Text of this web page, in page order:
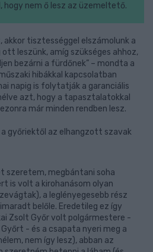
hogy nem ő lesz az üzemeltető.
akkor tisztességgel elszámolunk a
leszünk, amíg szükséges ahhoz,
bezárni a fürdőnek” – mondta a
hibákkal kapcsolatban
napig is folytatják a garanciális
azt, hogy a tapasztalatokkal
már minden rendben lesz.
győriektől az elhangzott szavak
szeretem, megbántani soha
is volt a kirohanásom olyan
a leglényegesebb rész
belőle. Eredetileg ez így
Zsolt Győr volt polgármestere -
- és a csapata nyeri meg a
nem így lesz), abban az